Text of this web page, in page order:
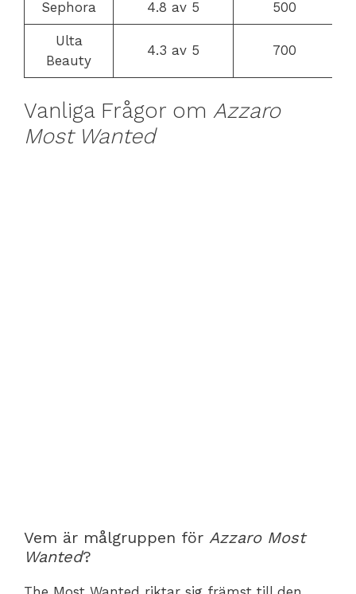
Sephora 4.8 av 5 500
Ulta
Beauty
4.3 av 5 700
Vanliga Frågor om Azzaro
Most Wanted
Vem är målgruppen för Azzaro Most
Wanted?